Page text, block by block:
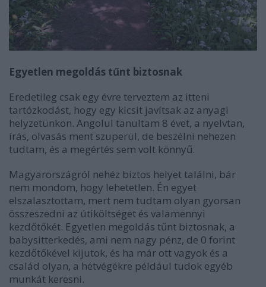
Egyetlen megoldás tűnt biztosnak
Eredetileg csak egy évre terveztem az itteni
tartózkodást, hogy egy kicsit javítsak az anyagi
helyzetünkön. Angolul tanultam 8 évet, a nyelvtan,
írás, olvasás ment szuperül, de beszélni nehezen
tudtam, és a megértés sem volt könnyű.
Magyarországról nehéz biztos helyet találni, bár
nem mondom, hogy lehetetlen. Én egyet
elszalasztottam, mert nem tudtam olyan gyorsan
összeszedni az útiköltséget és valamennyi
kezdőtőkét. Egyetlen megoldás tűnt biztosnak, a
babysitterkedés, ami nem nagy pénz, de 0 forint
kezdőtőkével kijutok, és ha már ott vagyok és a
család olyan, a hétvégékre például tudok egyéb
munkát keresni.